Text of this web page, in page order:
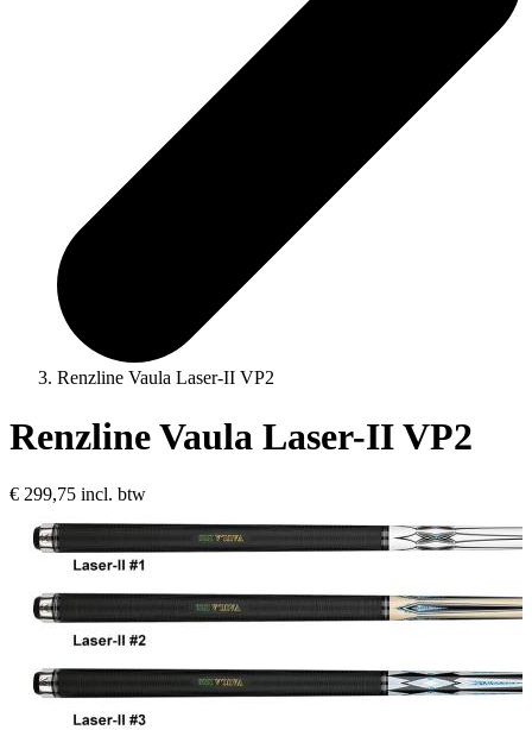
Renzline Vaula Laser-II VP2
Renzline Vaula Laser-II VP2
€ 299,75 incl. btw